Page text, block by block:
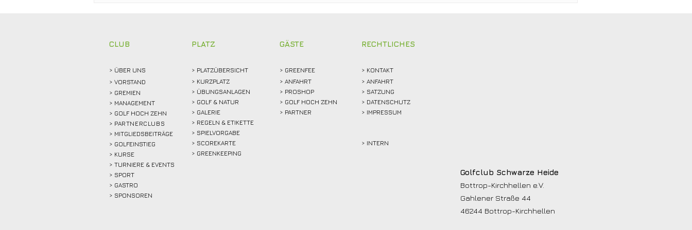
CLUB
> ÜBER UNS
> VORSTAND
> GREMIEN
> MANAGEMENT
> GOLF HOCH ZEHN
> PARTNERCLUBS
> MITGLIEDSBEITRÄGE
> GOLFEINSTIEG
> KURSE
> TURNIERE & EVENTS
> SPORT
> GASTRO
> SPONSOREN
PLATZ
> PLATZÜBERSICHT
> KURZPLATZ
> ÜBUNGSANLAGEN
> GOLF & NATUR
> GALERIE
> REGELN & ETIKETTE
> SPIELVORGABE
> SCOREKARTE
> GREENKEEPING
GÄSTE
> GREENFEE
> ANFAHRT
> PROSHOP
> GOLF HOCH ZEHN
> PARTNER
RECHTLICHES
> KONTAKT
> ANFAHRT
> SATZUNG
> DATENSCHUTZ
> IMPRESSUM
> INTERN
Golfclub Schwarze Heide
Bottrop-Kirchhellen e.V.
Gahlener Straße 44
46244 Bottrop-Kirchhellen